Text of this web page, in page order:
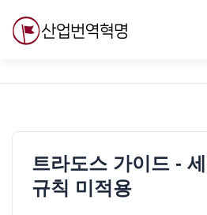
트라도스 가이드 -
규칙 미적용